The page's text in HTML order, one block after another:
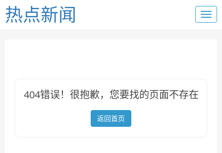
热点新闻
404错误！很抱歉，您要找的页面不存在
返回首页